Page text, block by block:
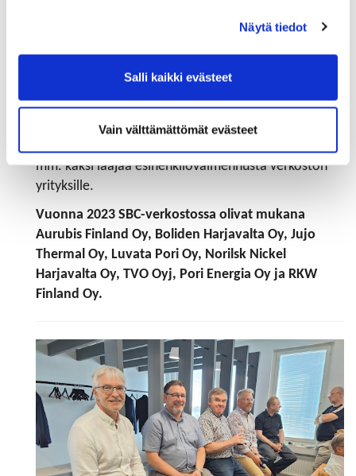
Näytä tiedot
Salli kaikki evästeet
Vain välttämättömät evästeet
koordinaattorin työtehtäviä hoiti alkuvuonnaOskari
Campuksen johtoryhmä kokoontui neljästi
kehittämään konseptia. Puheenjohtajana toimi
mm. kaksi laajaa esihenkilövalmennusta verkoston
yrityksille.
Vuonna 2023 SBC-verkostossa olivat mukana
Aurubis Finland Oy, Boliden Harjavalta Oy, Jujo
Thermal Oy, Luvata Pori Oy, Norilsk Nickel
Harjavalta Oy, TVO Oyj, Pori Energia Oy ja RKW
Finland Oy.